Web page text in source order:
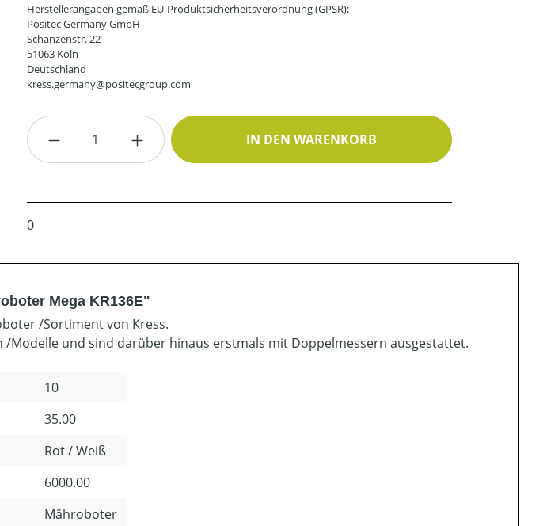
Herstellerangaben gemäß EU-Produktsicherheitsverordnung (GPSR):
Positec Germany GmbH
Schanzenstr. 22
51063 Köln
Deutschland
kress.germany@positecgroup.com
Produkt Anzahl: Gib den gewünschten Wert ein oder
IN DEN WARENKORB
0
Mega KR136E"
/Sortiment von Kress.
/Modelle und sind darüber hinaus erstmals mit Doppelmessern ausgestattet.
10
35.00
Rot / Weiß
6000.00
Mähroboter